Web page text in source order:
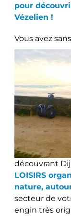
pour
Vézelien !
Vous avez
découvrant
LOISIRS
nature,
secteur de
engin très